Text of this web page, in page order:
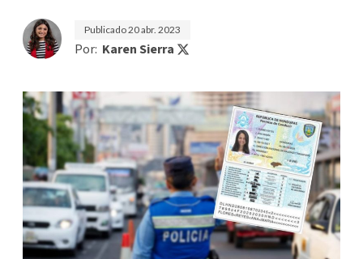
Publicado20 abr. 2023
Por: Karen Sierra